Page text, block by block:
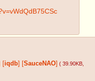
iqdb SauceNAO ( 39.90KB